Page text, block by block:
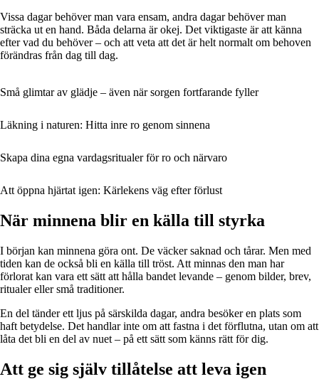
Vissa dagar behöver man vara ensam, andra dagar behöver man
sträcka ut en hand. Båda delarna är okej. Det viktigaste är att känna
efter vad du behöver – och att veta att det är helt normalt om behoven
förändras från dag till dag.
Små glimtar av glädje – även när sorgen fortfarande fyller
Läkning i naturen: Hitta inre ro genom sinnena
Skapa dina egna vardagsritualer för ro och närvaro
Att öppna hjärtat igen: Kärlekens väg efter förlust
När minnena blir en källa till styrka
I början kan minnena göra ont. De väcker saknad och tårar. Men med
tiden kan de också bli en källa till tröst. Att minnas den man har
förlorat kan vara ett sätt att hålla bandet levande – genom bilder, brev,
ritualer eller små traditioner.
En del tänder ett ljus på särskilda dagar, andra besöker en plats som
haft betydelse. Det handlar inte om att fastna i det förflutna, utan om att
låta det bli en del av nuet – på ett sätt som känns rätt för dig.
Att ge sig själv tillåtelse att leva igen